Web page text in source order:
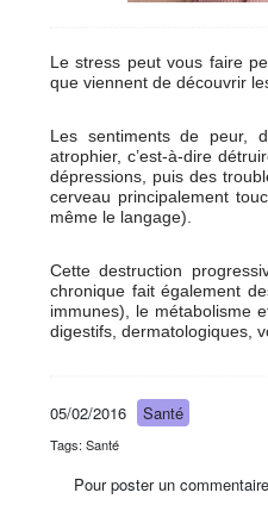
Le stress peut vous faire
que viennent de découvrir
Les sentiments de peur,
atrophier, c’est-à-dire
dépressions, puis des
cerveau principalement
même le langage).
Cette destruction
chronique fait également
immunes), le métabolisme
digestifs, dermatologiques,
05/02/2016 Santé
Tags: Santé
Pour poster un